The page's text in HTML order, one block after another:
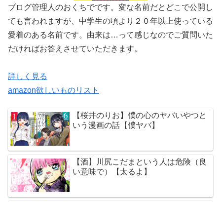
ブログ管理人のおくちでです。変な名前だとどこで公開し
ても言われますが、中学生の頃より２０年以上使っている
愛着のある名前です。由来は…って感じなのでご質問いた
だければお答えさせていただきます。
詳しく見る
amazon欲しいものリスト
【桜井のりお】僕の心のヤバいやつと
いう漫画の話【僕ヤバ】
【酒】川尻こだまという人は危険（良
い意味で）【太るよ】